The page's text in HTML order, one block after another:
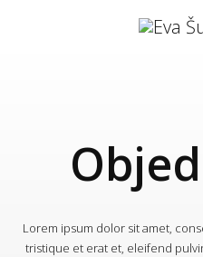
Lorem ipsum dolor sit amet,
tristique et erat et, eleifend